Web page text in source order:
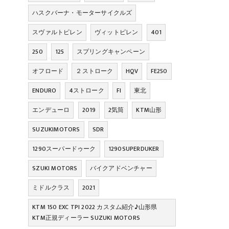
ハスクバーナ・モーターサイクルズ
スヴァルトピレン
ヴィットピレン
401
250
125
スプリングキャンペーン
オフロード
２ストローク HQV
FE250
ENDURO
4ストローク FI
東北
エンデューロ
2019 2気筒
KTM山形
SUZUKIMOTORS
SDR
1290スーパードゥーク
1290SUPERDUKER
SZUKI MOTORS
バイクアドベンチャー
ミドルクラス
2021
KTM 150 EXC TPI 2022 カスタム紹介♪山形県
KTM正規ディーラー SUZUKI MOTORS